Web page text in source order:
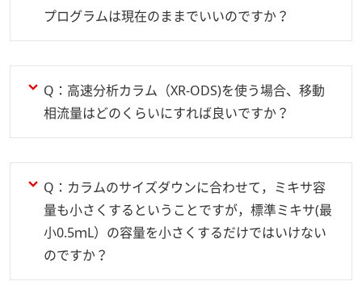
プログラムは現在のままでいいのですか？
Q：高速分析カラム（XR-ODS)を使う場合、移動
相流量はどのくらいにすれば良いですか？
Q：カラムのサイズダウンに合わせて，ミキサ容
量も小さくするということですが，標準ミキサ(最
小0.5ｍL）の容量を小さくするだけではいけない
のですか？